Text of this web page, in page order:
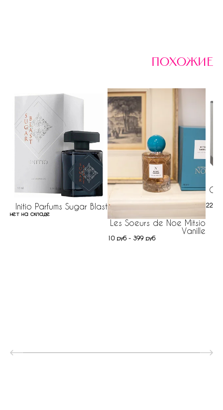
похожие
Initio Parfums Sugar Blast
нет на складе
Les Soeurs de Noe Mitsio
Vanille
10 руб - 399 руб
221